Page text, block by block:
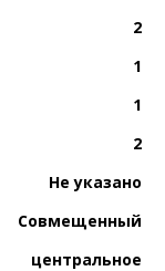
2
1
1
2
Не указано
Совмещенный
центральное